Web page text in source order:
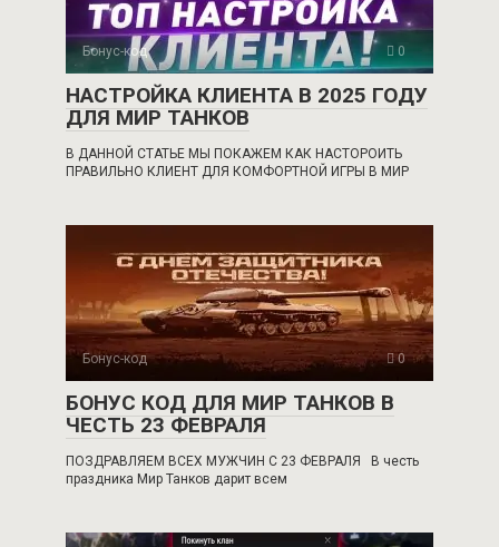
Бонус-код 0
НАСТРОЙКА КЛИЕНТА В 2025 ГОДУ
ДЛЯ МИР ТАНКОВ
В ДАННОЙ СТАТЬЕ МЫ ПОКАЖЕМ КАК НАСТОРОИТЬ
ПРАВИЛЬНО КЛИЕНТ ДЛЯ КОМФОРТНОЙ ИГРЫ В МИР
Бонус-код 0
БОНУС КОД ДЛЯ МИР ТАНКОВ В
ЧЕСТЬ 23 ФЕВРАЛЯ
ПОЗДРАВЛЯЕМ ВСЕХ МУЖЧИН С 23 ФЕВРАЛЯ В честь
праздника Мир Танков дарит всем